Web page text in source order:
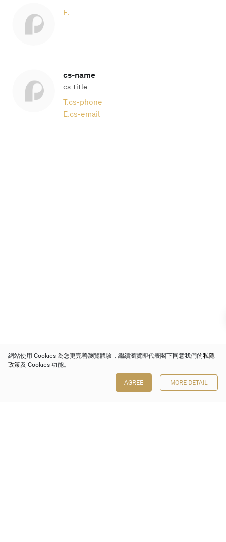
E.
cs-name
cs-title
T.cs-phone
E.cs-email
網站使用 Cookies 為您更完善瀏覽體驗，繼續瀏覽即代表閣下同意我們的私隱
政策及 Cookies 功能。
AGREE MORE DETAIL